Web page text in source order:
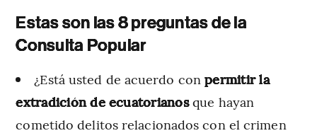
Estas son las 8 preguntas de la
Consulta Popular
¿Está usted de acuerdo con permitir la
extradición de ecuatorianosque hayan
cometido delitos relacionados con el crimen